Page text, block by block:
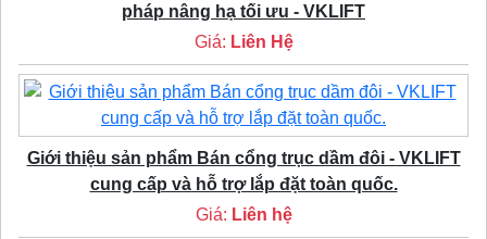
pháp nâng hạ tối ưu - VKLIFT
Giá: Liên Hệ
Giới thiệu sản phẩm Bán cổng trục dầm đôi - VKLIFT
cung cấp và hỗ trợ lắp đặt toàn quốc.
Giá: Liên hệ